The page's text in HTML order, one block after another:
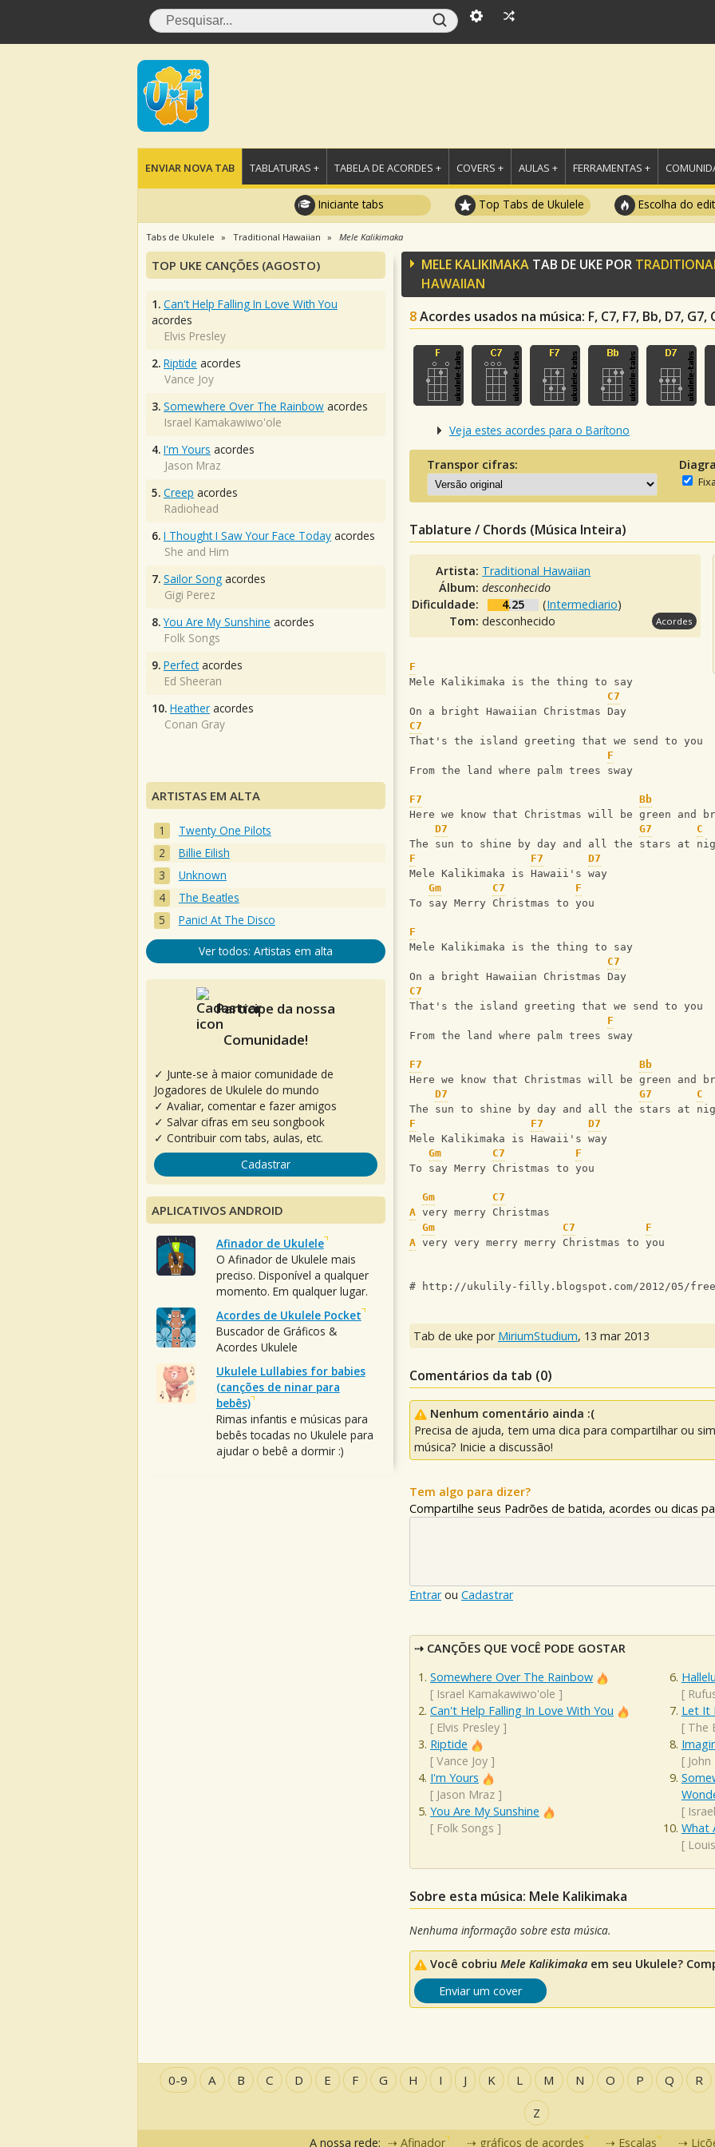
ENVIAR NOVA TAB TABLATURAS + TABELA DE ACORDES + COVERS + AULAS + FERRAMENTAS +
Iniciante tabs Top Tabs de Ukulele Escolha do
Tabs de Ukulele Traditional Hawaiian Mele Kalikimaka
MELE KALIKIMAKA TAB DE UKE POR
HAWAIIAN
8Acordes usados na música: F, C7, F7, Bb, D7, G7,
Veja estes acordes para o Barítono
Transpor cifras:
Tablature / Chords (Música Inteira)
Artista: Traditional Hawaiian
Álbum:desconhecido
Dificuldade:
4.25 (Intermediario)
Tom:desconhecido Acordes
F
Mele Kalikimaka is the thing to say
C7
On a bright Hawaiian Christmas Day
C7
That's the island greeting that we send to you
F
From the land where palm trees sway
F7
Bb
Here we know that Christmas will be green and
D7
G7
C
The sun to shine by day and all the stars at
F
F7
D7
Mele Kalikimaka is Hawaii's way
Gm
C7
F
To say Merry Christmas to you
F
Mele Kalikimaka is the thing to say
C7
On a bright Hawaiian Christmas Day
C7
That's the island greeting that we send to you
F
From the land where palm trees sway
F7
Bb
Here we know that Christmas will be green and
D7
G7
C
The sun to shine by day and all the stars at
F
F7
D7
Mele Kalikimaka is Hawaii's way
Gm
C7
F
To say Merry Christmas to you
Gm
C7
A very merry Christmas
Gm
C7
F
A very very merry merry Christmas to you
# http://ukulily-filly.blogspot.com/2012/05/
Tab de uke por MiriumStudium, 13 mar 2013
Comentários da tab (0)
Nenhum comentário ainda :(
Precisa de ajuda, tem uma dica para compartilhar ou
música? Inicie a discussão!
Tem algo para dizer?
Compartilhe seus Padrões de batida, acordes ou dicas
Entrarou Cadastrar
CANÇÕES QUE VOCÊ PODE GOSTAR
Somewhere Over The Rainbow
[ Israel Kamakawiwo'ole ]
Can't Help Falling In Love With You
[ Elvis Presley ]
Riptide
[ Vance Joy ]
I'm Yours
[ Jason Mraz ]
You Are My Sunshine
[ Folk Songs ]
[
Let It
[ The
[
[
What
[
Sobre esta música: Mele Kalikimaka
Nenhuma informação sobre esta música.
Você cobriu Mele Kalikimaka em seu Ukulele?
Enviar um cover
TOP UKE CANÇÕES (AGOSTO)
1. Can't Help Falling In Love With You
acordes
Elvis Presley
2. Riptide acordes
Vance Joy
3. Somewhere Over The Rainbow acordes
Israel Kamakawiwo'ole
4. I'm Yours acordes
Jason Mraz
5. Creep acordes
Radiohead
6. I Thought I Saw Your Face Today acordes
She and Him
7. Sailor Song acordes
Gigi Perez
8. You Are My Sunshine acordes
Folk Songs
9. Perfectacordes
Ed Sheeran
10. Heather acordes
Conan Gray
ARTISTAS EM ALTA
Twenty One Pilots
Billie Eilish
Unknown
The Beatles
Panic! At The Disco
Ver todos: Artistas em alta
Participe da nossa
Comunidade!
✓ Junte-se à maior comunidade de
Jogadores de Ukulele do mundo
✓ Avaliar, comentar e fazer amigos
✓ Salvar cifras em seu songbook
✓ Contribuir com tabs, aulas, etc.
Cadastrar
APLICATIVOS ANDROID
Afinador de Ukulele
O Afinador de Ukulele mais
preciso. Disponível a qualquer
momento. Em qualquer lugar.
Acordes de Ukulele Pocket
Buscador de Gráficos &
Acordes Ukulele
Ukulele Lullabies for babies
(canções de ninar para
bebês)
Rimas infantis e músicas para
bebês tocadas no Ukulele para
ajudar o bebê a dormir :)
0-9 A B C D E F G H I J K L M N O P Q R
Z
A nossa rede: Afinador gráficos de acordes Escalas